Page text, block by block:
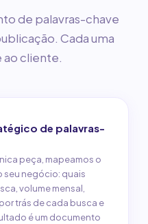
de palavras-chave
Cada uma
cliente.
de palavras-
peça, mapeamos o
seu negócio: quais
volume mensal,
trás de cada busca e
é um documento